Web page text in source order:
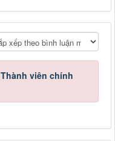
Thành viên chính